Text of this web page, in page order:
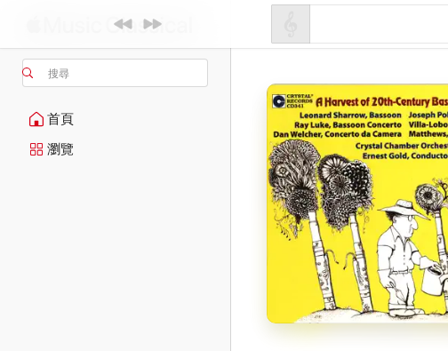
搜尋
首頁
瀏覽